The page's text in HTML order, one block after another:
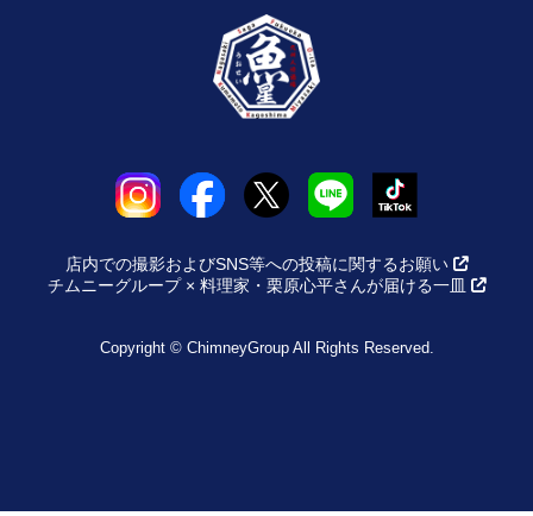
店内での撮影およびSNS等への投稿に関するお願い
チムニーグループ × 料理家・栗原心平さんが届ける一皿
Copyright © ChimneyGroup All Rights Reserved.